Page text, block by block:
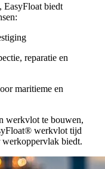
biedt
reparatie en
maritieme en
werkvlot te bouwen,
werkvlot tijd
werkoppervlak biedt.